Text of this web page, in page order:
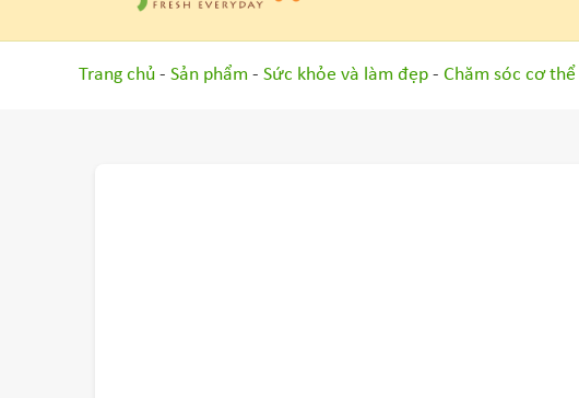
Trang chủ - Sản phẩm - Sức khỏe và làm đẹp - Chăm sóc cơ thể